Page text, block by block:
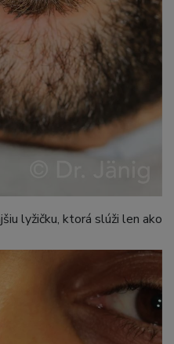
lyžičku, ktorá slúži len ako